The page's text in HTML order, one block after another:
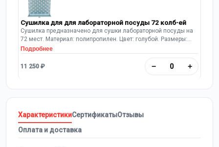
Сушилка для для лабораторной посуды 72 колб-ей
Сушилка предназначено для сушки лабораторной посуды на
72 мест. Материал: полипропилен. Цвет: голубой. Размеры:
450х630х110 мм. Имеется полипропиленовый поддон.
Предусмотрен шланг для слива воды.
Подробнее
11 250 ₽ − +
ХарактеристикиСертификатыОтзывы
Оплата и доставка